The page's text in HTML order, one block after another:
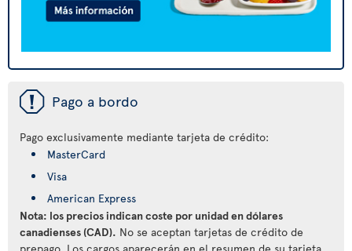
ü Pago a bordo
Pago exclusivamente mediante tarjeta de crédito:
MasterCard
Visa
American Express
Nota: los precios indican coste por unidad en dólares
canadienses (CAD). No se aceptan tarjetas de crédito de